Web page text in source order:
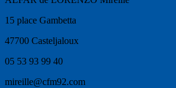
15 place Gambetta
47700 Casteljaloux
05 53 93 99 40
mireille@cfm92.com